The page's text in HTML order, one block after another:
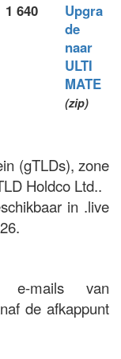
1 640
Upgra
de
naar
ULTI
MATE
(zip)
(gTLDs), zone
Holdco Ltd..
in .live
mails van
de afkappunt